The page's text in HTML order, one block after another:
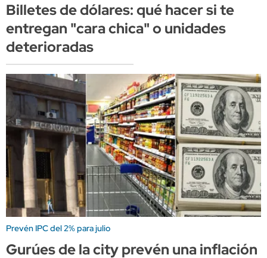
Billetes de dólares: qué hacer si te
entregan "cara chica" o unidades
deterioradas
Prevén IPC del 2% para julio
Gurúes de la city prevén una inflación